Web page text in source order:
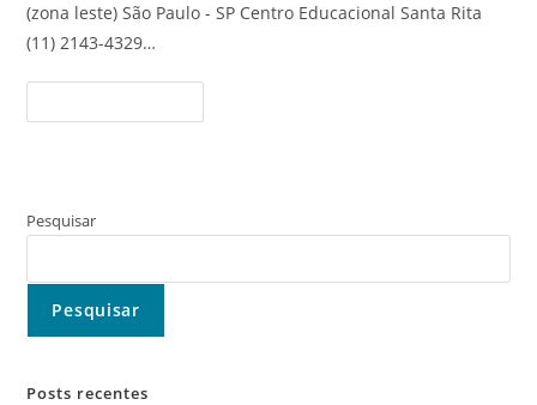
(zona leste) São Paulo - SP Centro Educacional Santa Rita
(11) 2143-4329…
Infantil
Rita
Pesquisar
Pesquisar
Posts recentes